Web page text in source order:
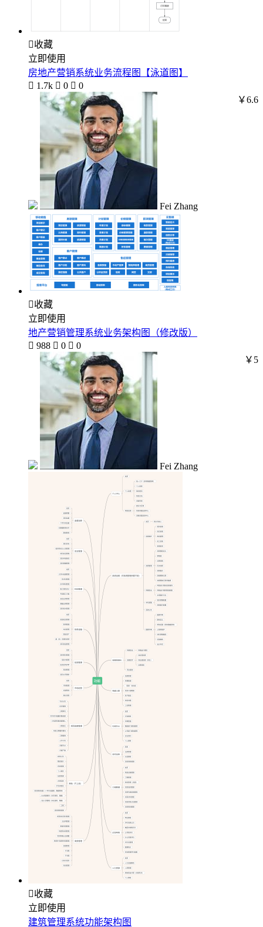
收藏
立即使用
房地产营销系统业务流程图【泳道图】
 1.7k  0  0
Fei Zhang
￥6.6
收藏
立即使用
地产营销管理系统业务架构图（修改版）
 988  0  0
Fei Zhang
￥5
收藏
立即使用
建筑管理系统功能架构图